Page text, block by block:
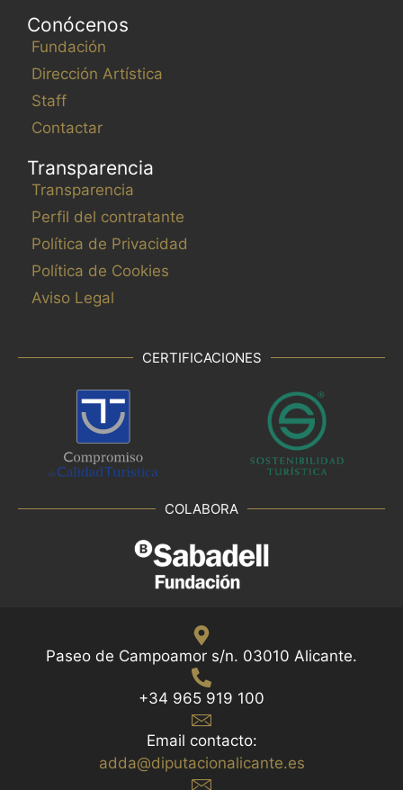
Conócenos
Fundación
Dirección Artística
Staff
Contactar
Transparencia
Transparencia
Perfil del contratante
Política de Privacidad
Política de Cookies
Aviso Legal
CERTIFICACIONES
COLABORA
Paseo de Campoamor s/n. 03010 Alicante.
+34 965 919 100
Email contacto:
adda@diputacionalicante.es